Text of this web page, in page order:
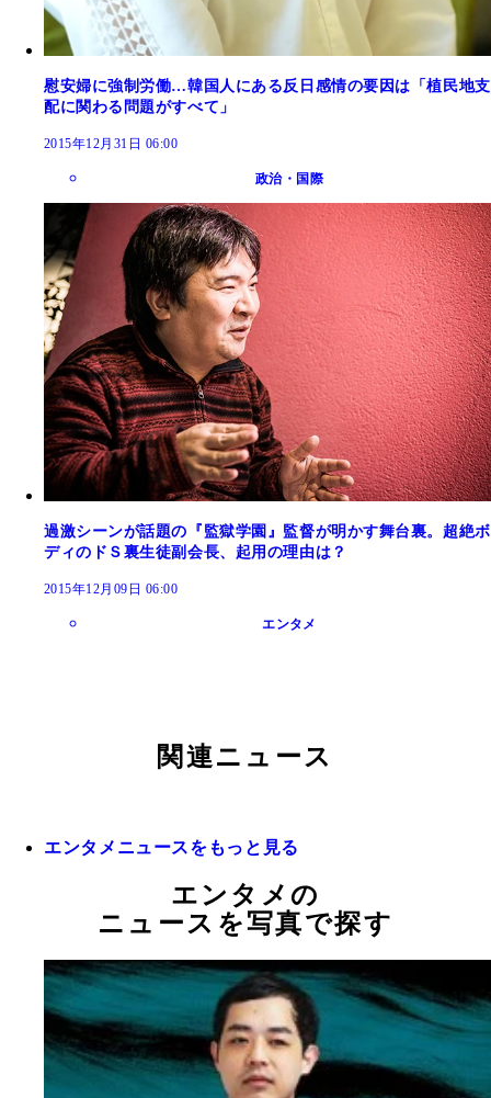
慰安婦に強制労働…韓国人にある反日感情の要因は「植民地支
配に関わる問題がすべて」
2015年12月31日 06:00
政治・国際
過激シーンが話題の『監獄学園』監督が明かす舞台裏。超絶ボ
ディのドＳ裏生徒副会長、起用の理由は？
2015年12月09日 06:00
エンタメ
関連ニュース
エンタメニュースをもっと見る
エンタメの
ニュースを写真で探す